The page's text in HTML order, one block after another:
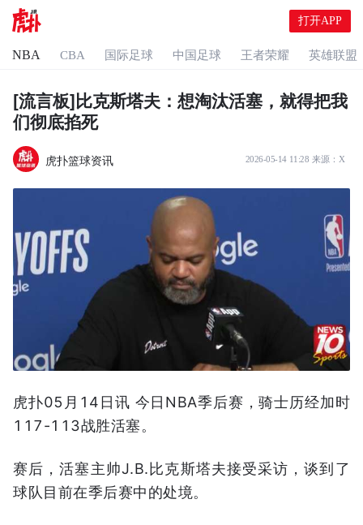
打开APP
NBA CBA 国际足球 中国足球 王者荣耀 英雄联盟
[流言板]比克斯塔夫：想淘汰活塞，就得把我
们彻底掐死
虎扑篮球资讯 2026-05-14 11:28 来源： X
虎扑05月14日讯 今日NBA季后赛，骑士历经加时
117-113战胜活塞。
赛后，活塞主帅J.B.比克斯塔夫接受采访，谈到了
球队目前在季后赛中的处境。